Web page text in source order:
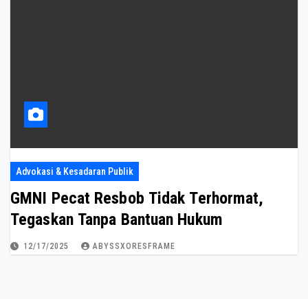
Advokasi & Kesadaran Publik
GMNI Pecat Resbob Tidak Terhormat,
Tegaskan Tanpa Bantuan Hukum
12/17/2025 ABYSSXORESFRAME